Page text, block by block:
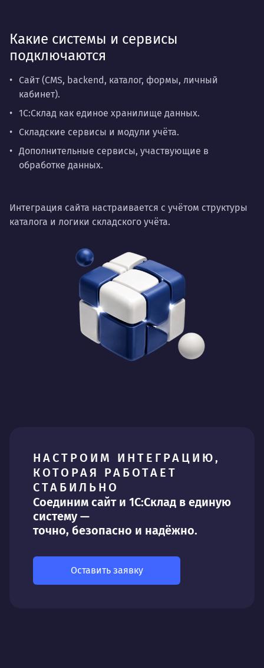
Какие системы и сервисы
подключаются
Сайт (CMS, backend, каталог, формы, личный
кабинет).
1С:Склад как единое хранилище данных.
Складские сервисы и модули учёта.
Дополнительные сервисы, участвующие в
обработке данных.
Интеграция сайта настраивается с учётом структуры
каталога и логики складского учёта.
НАСТРОИМ ИНТЕГРАЦИЮ,
КОТОРАЯ РАБОТАЕТ
СТАБИЛЬНО
Соединим сайт и 1С:Склад в единую
систему —
точно, безопасно и надёжно.
Оставить заявку